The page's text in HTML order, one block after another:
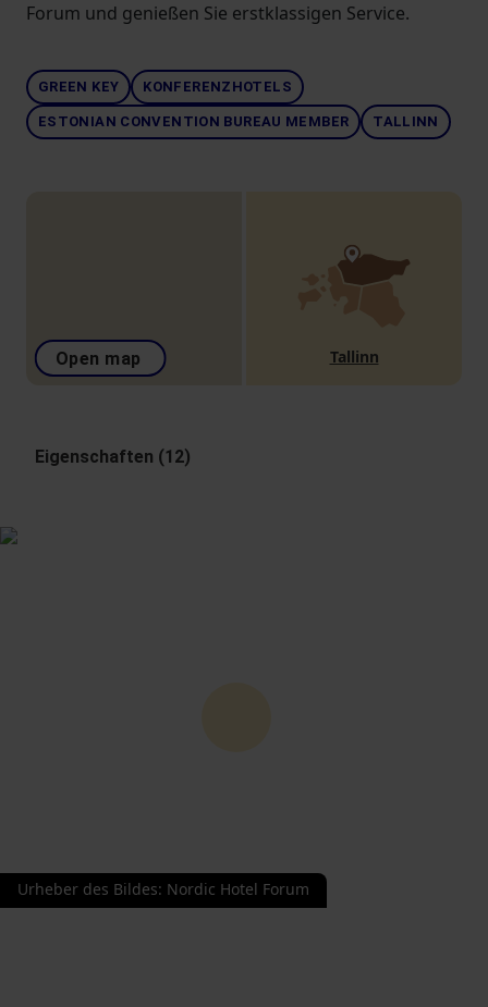
Forum und genießen Sie erstklassigen Service.
GREEN KEY KONFERENZHOTELS
ESTONIAN CONVENTION BUREAU MEMBER TALLINN
Open map Tallinn
Eigenschaften (12)
Urheber des Bildes: Nordic Hotel Forum